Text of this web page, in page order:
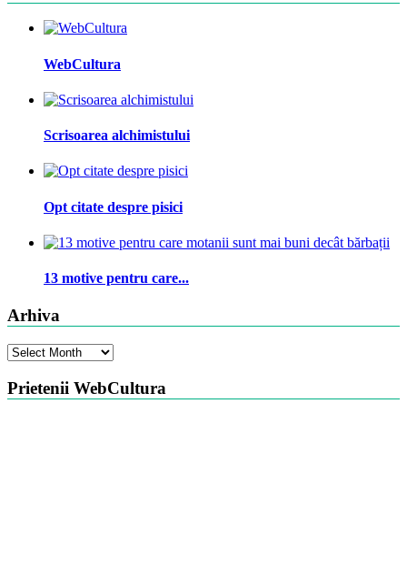
WebCultura
Scrisoarea alchimistului
Opt citate despre pisici
13 motive pentru care...
Arhiva
Arhiva
Prietenii WebCultura